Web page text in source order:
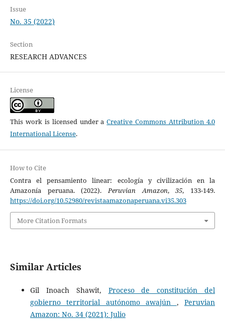
Issue
No. 35 (2022)
Section
RESEARCH ADVANCES
License
This work is licensed under aCreative Commons Attribution 4.0
International License.
How to Cite
Contra el pensamiento linear: ecología y civilización en la
Amazonía peruana. (2022).Peruvian Amazon,35, 133-149.
https://doi.org/10.52980/revistaamazonaperuana.vi35.303
More Citation Formats
Similar Articles
Gil Inoach Shawit, Proceso de constitución del
gobierno territorial autónomo awajún ,Peruvian
Amazon: No. 34 (2021): Julio